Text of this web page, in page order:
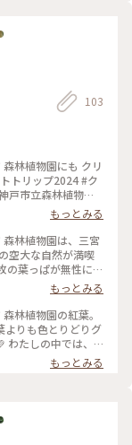
103
林植物園にも クリ
リップ2024 #ク
ス #サンタクロー
もっとみる
林植物園は、三宮
空大な自然が満喫
の葉っぱが無性に愛
紅葉 #紅葉狩り #グ
もっとみる
林植物園の紅葉。
よりも色とりどりグ
たしの中では、
街
物園 #紅葉 #紅葉狩
もっとみる